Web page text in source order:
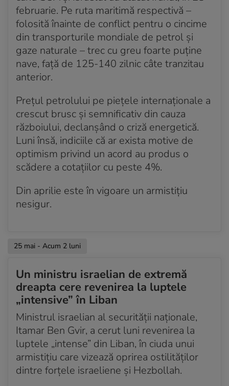
februarie. Pe ruta maritimă respectivă –
folosită înainte de conflict pentru o cincime
din transporturile mondiale de petrol și
gaze naturale – trec cu greu foarte puține
nave, față de 125-140 zilnic câte tranzitau
anterior.
Prețul petrolului pe piețele internaționale a
crescut brusc și semnificativ din cauza
războiului, declanșând o criză energetică.
Luni însă, indiciile că ar exista motive de
optimism privind un acord au produs o
scădere a cotațiilor cu peste 4%.
Din aprilie este în vigoare un armistițiu
nesigur.
25 mai - Acum 2 luni
Un ministru israelian de extremă
dreapta cere revenirea la luptele
„intensive” în Liban
Ministrul israelian al securității naționale,
Itamar Ben Gvir, a cerut luni revenirea la
luptele „intense” din Liban, în ciuda unui
armistițiu care vizează oprirea ostilităților
dintre forțele israeliene și Hezbollah.